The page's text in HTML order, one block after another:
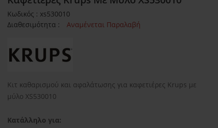
Κωδικός : xs530010
Διαθεσιμότητα :
Αναμένεται Παραλαβή
Κιτ καθαρισμού και αφαλάτωσης για καφετιέρες Krups με
μύλο XS530010
Κατάλληλο για: